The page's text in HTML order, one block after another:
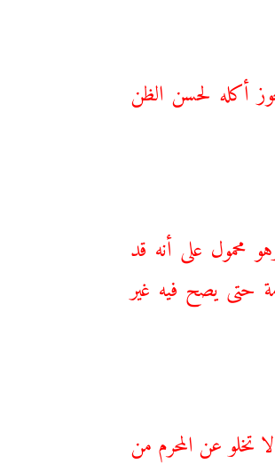
أكله لحسن الظن
محمول ‌على ‌أنه ‌قد
حتى يصح فيه غير
تخلو عن المحرم من